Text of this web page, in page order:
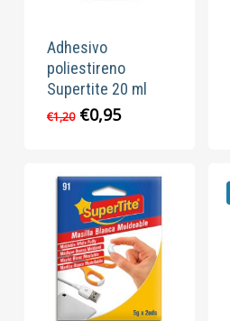
Adhesivo
poliestireno
Supertite 20 ml
€1,20 El
era:
€1,20.
€0,95El
es:
€0,95.